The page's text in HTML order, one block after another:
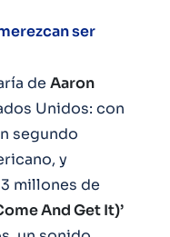
ser
de Aaron
Unidos: con
segundo
y
millones de
And Get It)’